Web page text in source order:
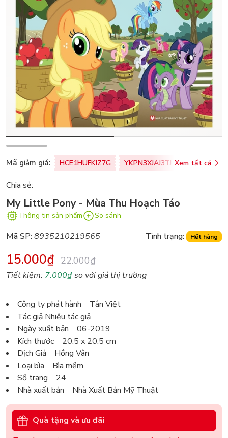
Mã giảm giá: HCE1HUFKIZ7G YKPN3XJAJ3TJ Xem tất cả
Chia sẻ:
My Little Pony - Mùa Thu Hoạch Táo
Thông tin sản phẩm So sánh
Mã SP:8935210219565 Tình trạng: Hết hàng
15.000₫ 22.000₫
Tiết kiệm: 7.000₫so với giá thị trường
Công ty phát hành Tân Việt
Tác giả Nhiều tác giả
Ngày xuất bản 06-2019
Kích thước 20.5 x 20.5 cm
Dịch Giả Hồng Vân
Loại bìa Bìa mềm
Số trang 24
Nhà xuất bản Nhà Xuất Bản Mỹ Thuật
Quà tặng và ưu đãi